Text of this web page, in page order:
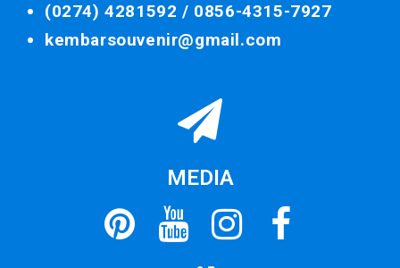
(0274) 4281592 / 0856-4315-7927
kembarsouvenir@gmail.com
MEDIA